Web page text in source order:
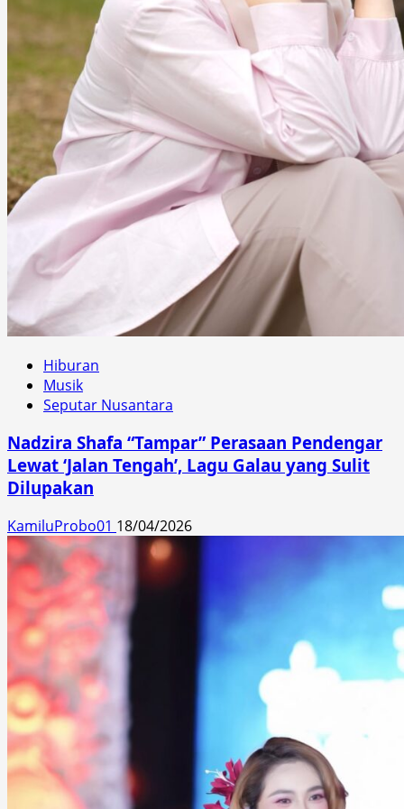
Hiburan
Musik
Seputar Nusantara
Nadzira Shafa “Tampar” Perasaan Pendengar
Lewat ‘Jalan Tengah’, Lagu Galau yang Sulit
Dilupakan
KamiluProbo01 18/04/2026